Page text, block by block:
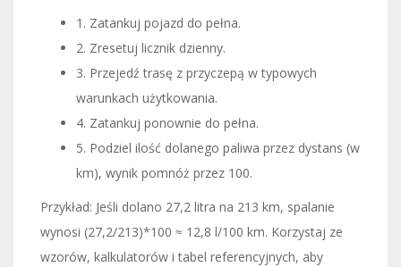
1. Zatankuj pojazd do pełna.
2. Zresetuj licznik dzienny.
3. Przejedź trasę z przyczepą w typowych
warunkach użytkowania.
4. Zatankuj ponownie do pełna.
5. Podziel ilość dolanego paliwa przez dystans (w
km), wynik pomnóż przez 100.
Przykład: Jeśli dolano 27,2 litra na 213 km, spalanie
wynosi (27,2/213)*100 ≈ 12,8 l/100 km. Korzystaj ze
wzorów, kalkulatorów i tabel referencyjnych, aby